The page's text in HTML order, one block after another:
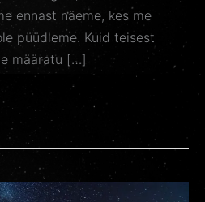
ennast näeme, kes me
püüdleme. Kuid teisest
määratu […]